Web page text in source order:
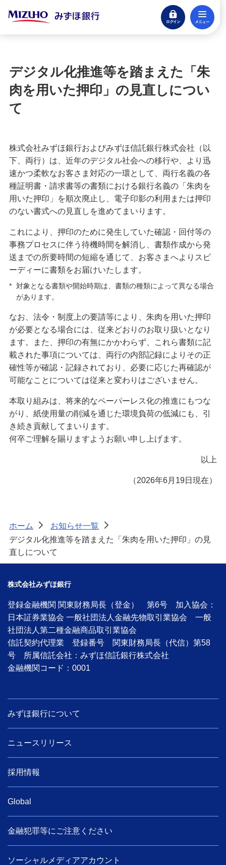
ログイン
閉じる
口座開設
来店不要・スマホで完結
ローン
住宅ローン・カードローン
貯める・増やす
預金・NISA・資産運用
備える
相続・保険
学ぶ・考える
生涯学習
困ったときは・よくあるご質問
みずほ銀行について
デジタル化推進等を踏まえた「朱
肉を用いた押印」の見直しについ
て
株式会社みずほ銀行およびみずほ信託銀行株式会社（以
下、両行）は、近年のデジタル社会への移行や、より迅
速かつ柔軟なお客さま対応の一環として、両行名義の各
種証明書・請求書等の書類における銀行名義の「朱肉を
用いた押印」を順次廃止し、電子印影の利用または押印
のない書式への見直しを進めてまいります。
これにより、押印のために発生していた確認・回付等の
事務プロセスに伴う待機時間を解消し、書類作成から発
送までの所要時間の短縮を通じて、お客さまへよりスピ
ーディーに書類をお届けいたします。
* 対象となる書類や開始時期は、書類の種類によって異なる場合
があります。
なお、法令・制度上の要請等により、朱肉を用いた押印
が必要となる場合には、従来どおりのお取り扱いとなり
ます。また、押印の有無にかかわらず、これら書類に記
載された事項については、両行の内部記録によりその正
確性等が確認・記録されており、必要に応じた再確認が
可能なことについては従来と変わりはございません。
本取り組みは、将来的なペーパーレス化の推進にもつな
がり、紙使用量の削減を通じた環境負荷の低減にも、引
き続き貢献してまいります。
何卒ご理解を賜りますようお願い申し上げます。
以上
（2026年6月19日現在）
ホーム > お知らせ一覧
>
デジタル化推進等を踏まえた「朱肉を用いた押印」の見
直しについて
株式会社みずほ銀行
登録金融機関 関東財務局長（登金） 第6号 加入協会：
日本証券業協会 一般社団法人金融先物取引業協会 一般
社団法人第二種金融商品取引業協会
信託契約代理業 登録番号 関東財務局長（代信）第58
号 所属信託会社：みずほ信託銀行株式会社
金融機関コード：0001
みずほ銀行について
ニュースリリース
採用情報
Global
金融犯罪等にご注意ください
ソーシャルメディアアカウント